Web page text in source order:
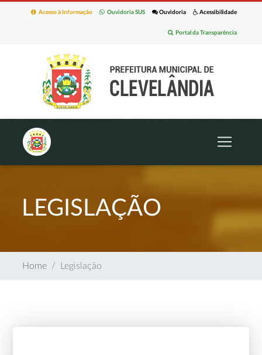
Acessibilidade
Ouvidoria
Ouvidoria SUS
Acesso à Informação
Portal da Transparência
LEGISLAÇÃO
Home Legislação